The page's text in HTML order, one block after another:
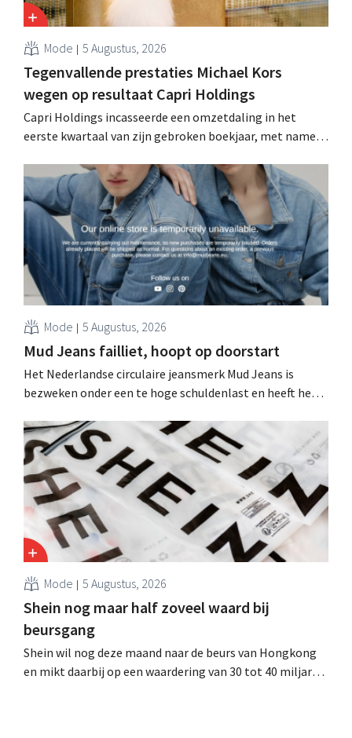
Mode 5 Augustus, 2026
Tegenvallende prestaties Michael Kors
wegen op resultaat Capri Holdings
Capri Holdings incasseerde een omzetdaling in het
eerste kwartaal van zijn gebroken boekjaar, met name
Kors, ondanks sterke resultaten van Jimmy Choo.
Mode 5 Augustus, 2026
Mud Jeans failliet, hoopt op doorstart
Het Nederlandse circulaire jeansmerk Mud Jeans is
bezweken onder een te hoge schuldenlast en heeft het
evenwel dat het verhaal hiermee niet eindigt.
Mode 5 Augustus, 2026
Shein nog maar half zoveel waard bij
beursgang
Shein wil nog deze maand naar de beurs van Hongkong
en mikt daarbij op een waardering van 30 tot 40 miljard